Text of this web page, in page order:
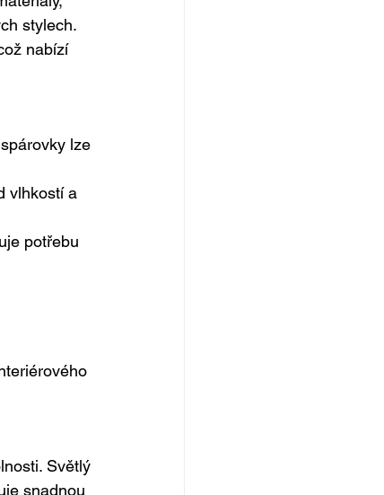
stylech.
nabízí
lze
vlhkostí a
potřebu
Světlý
snadnou